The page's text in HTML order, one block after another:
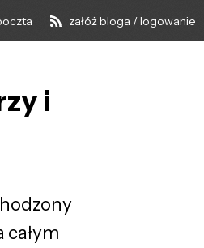
załóż bloga / logowanie
i